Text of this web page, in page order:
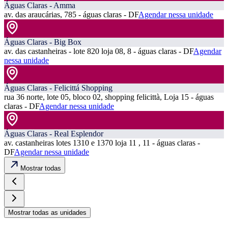
Águas Claras - Amma
av. das araucárias, 785 - águas claras - DFAgendar nessa unidade
Águas Claras - Big Box
av. das castanheiras - lote 820 loja 08, 8 - águas claras - DFAgendar
nessa unidade
Águas Claras - Felicittá Shopping
rua 36 norte, lote 05, bloco 02, shopping felicittà, Loja 15 - águas
claras - DFAgendar nessa unidade
Águas Claras - Real Esplendor
av. castanheiras lotes 1310 e 1370 loja 11 , 11 - águas claras -
DFAgendar nessa unidade
Mostrar todas
Mostrar todas as unidades